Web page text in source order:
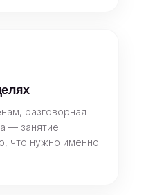
разговорная
— занятие
что нужно именно